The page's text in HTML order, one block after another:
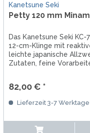
Kanetsune Seki
Petty 120 mm
Das Kanetsune Seki
12-cm-Klinge mit
leichte japanische
Zutaten, feine
82,00 € *
Lieferzeit 3-7 Werktage